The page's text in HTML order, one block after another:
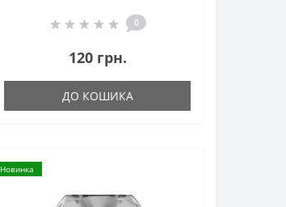
0
120 грн.
ДО КОШИКА
Новинка